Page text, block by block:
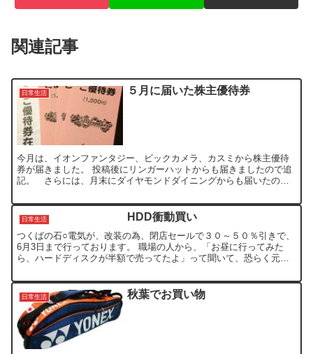
関連記事
日常生活 ５月に届いた株主優待券
今月は、イオンファンタジー、ビックカメラ、カスミから株主優待
券が届きました。 投稿後にリンガーハットからも届きましたので追
記。 さらには、月末にダイヤモンドダイニングからも届いたので
日常生活 HDD衝動買い
つくばの石○電気が、改装の為、閉店セールで３０～５０％引きで、
6月3日まで行っております。 職場の人から、「お昼に行ってみた
ら、ハードディスクが半額で売ってたよ」って聞いて、恐らく元値
日常生活 秋葉でお買い物